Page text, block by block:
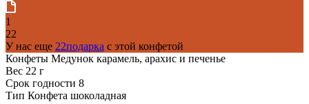
1
22
У нас еще 22подарка с этой конфетой
Конфеты Медунок карамель, арахис и печенье
Вес 22 г
Срок годности 8
Тип Конфета шоколадная